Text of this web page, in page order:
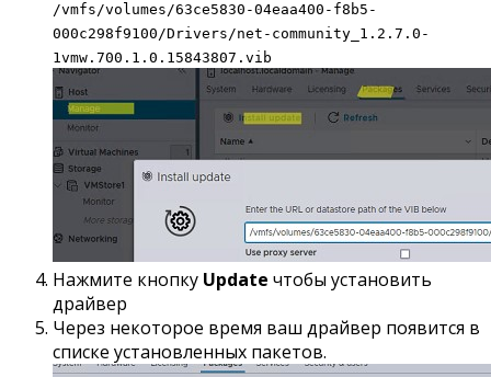
/vmfs/volumes/63ce5830-04eaa400-f8b5-
000c298f9100/Drivers/net-community_1.2.7.0-
1vmw.700.1.0.15843807.vib
Нажмите кнопку Update чтобы установить
драйвер
Через некоторое время ваш драйвер появится в
списке установленных пакетов.